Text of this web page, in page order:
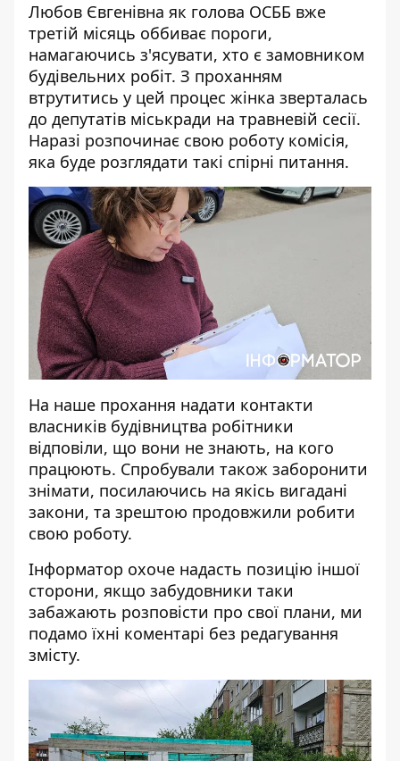
Любов Євгенівна як голова ОСББ вже
третій місяць оббиває пороги,
намагаючись з'ясувати, хто є замовником
будівельних робіт. З проханням
втрутитись у цей процес жінка зверталась
до депутатів міськради на травневій сесії.
Наразі розпочинає свою роботу комісія,
яка буде розглядати такі спірні питання.
На наше прохання надати контакти
власників будівництва робітники
відповіли, що вони не знають, на кого
працюють. Спробували також заборонити
знімати, посилаючись на якісь вигадані
закони, та зрештою продовжили робити
свою роботу.
Інформатор охоче надасть позицію іншої
сторони, якщо забудовники таки
забажають розповісти про свої плани, ми
подамо їхні коментарі без редагування
змісту.